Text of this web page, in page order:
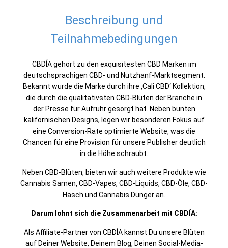
Beschreibung und
Teilnahmebedingungen
CBDÍA gehört zu den exquisitesten CBD Marken im
deutschsprachigen CBD- und Nutzhanf-Marktsegment.
Bekannt wurde die Marke durch ihre ‚Cali CBD‘ Kollektion,
die durch die qualitativsten CBD-Blüten der Branche in
der Presse für Aufruhr gesorgt hat. Neben bunten
kalifornischen Designs, legen wir besonderen Fokus auf
eine Conversion-Rate optimierte Website, was die
Chancen für eine Provision für unsere Publisher deutlich
in die Höhe schraubt.
Neben CBD-Blüten, bieten wir auch weitere Produkte wie
Cannabis Samen, CBD-Vapes, CBD-Liquids, CBD-Öle, CBD-
Hasch und Cannabis Dünger an.
Darum lohnt sich die Zusammenarbeit mit CBDÍA:
Als Affiliate-Partner von CBDÍA kannst Du unsere Blüten
auf Deiner Website, Deinem Blog, Deinen Social-Media-